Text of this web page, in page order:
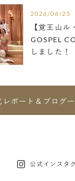
2026/06/25
【覚王山
GOSPEL
しました！
レポート＆ブログ
公式インスタ